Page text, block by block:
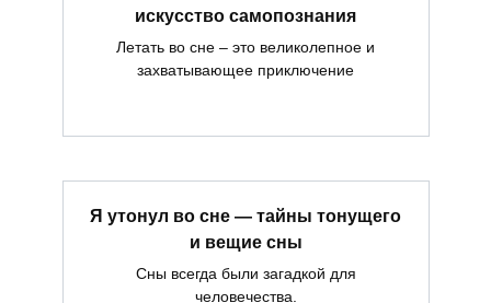
искусство самопознания
Летать во сне – это великолепное и
захватывающее приключение
Я утонул во сне — тайны тонущего
и вещие сны
Сны всегда были загадкой для
человечества.